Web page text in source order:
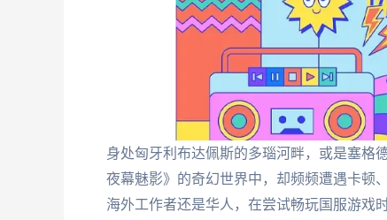
身处匈牙利布达佩斯的多瑙河畔，或是塞格
夜幕魅影》的奇幻世界中，却频频遭遇卡顿
海外工作者还是华人，在尝试畅玩国服游戏